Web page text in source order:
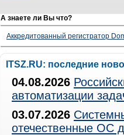
А знаете ли Вы что?
Аккредитованный регистратор
ITSZ.RU: последние
04.08.2026
автоматизации
03.07.2026
отечественные ОС